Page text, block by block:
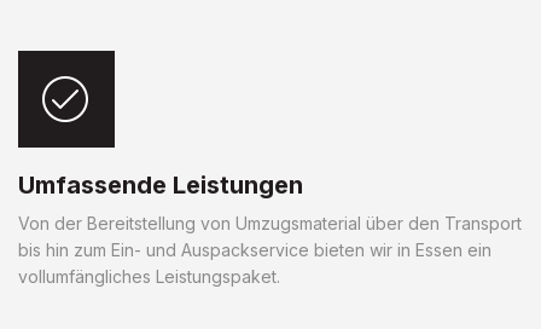
Umfassende Leistungen
Von der Bereitstellung von Umzugsmaterial über den Transport
bis hin zum Ein- und Auspackservice bieten wir in Essen ein
vollumfängliches Leistungspaket.